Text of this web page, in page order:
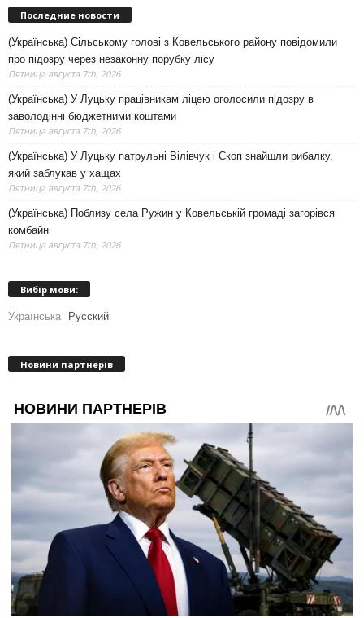
Последние новости
(Українська) Сільському голові з Ковельського району повідомили
про підозру через незаконну порубку лісу
Пятница августа 7th, 2026
(Українська) У Луцьку працівникам ліцею оголосили підозру в
заволодінні бюджетними коштами
Пятница августа 7th, 2026
(Українська) У Луцьку патрульні Вілівчук і Скоп знайшли рибалку,
який заблукав у хащах
Пятница августа 7th, 2026
(Українська) Поблизу села Ружин у Ковельській громаді загорівся
комбайн
Пятница августа 7th, 2026
Вибір мови:
Українська Русский
Новини партнерів